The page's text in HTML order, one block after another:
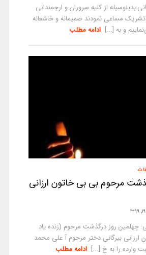
از کلیه سروران و ارجمندانی
تشریک مساعی نمودند صمیمانه و خاشعانه
و به [...] ادامه مطلب
مرحوم بی بی خاتون ارزانی
چهلمین روز درگذشت مرحوم (زنده یاد
بیرگانی دختر مرحوم آ علی محمد
وارده را به خ [...] ادامه مطلب